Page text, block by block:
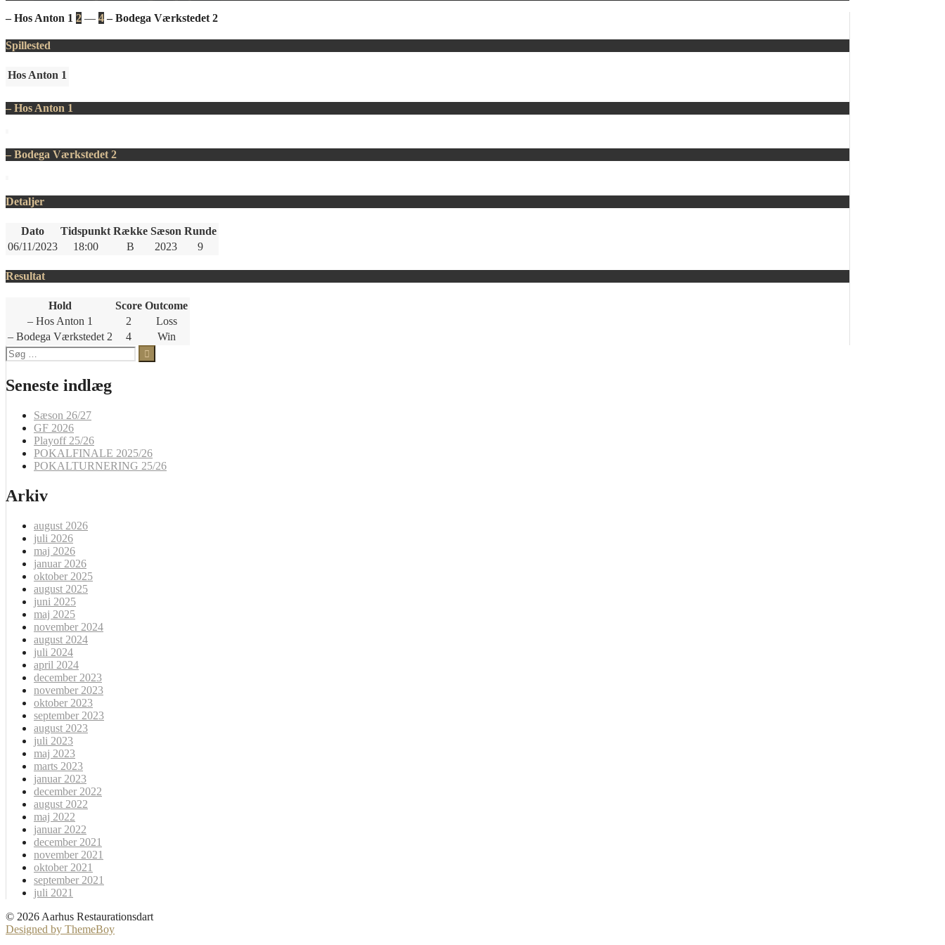
– Hos Anton 1 2 — 4 – Bodega Værkstedet 2
Spillested
Hos Anton 1
– Hos Anton 1
– Bodega Værkstedet 2
Detaljer
Dato Tidspunkt Række Sæson Runde
06/11/2023
18:00 B 2023 9
Resultat
Hold Score Outcome
– Hos Anton 1
2
Loss
– Bodega Værkstedet 2
4
Win
Søg
efter:
Seneste indlæg
Sæson 26/27
GF 2026
Playoff 25/26
POKALFINALE 2025/26
POKALTURNERING 25/26
Arkiv
august 2026
juli 2026
maj 2026
januar 2026
oktober 2025
august 2025
juni 2025
maj 2025
november 2024
august 2024
juli 2024
april 2024
december 2023
november 2023
oktober 2023
september 2023
august 2023
juli 2023
maj 2023
marts 2023
januar 2023
december 2022
august 2022
maj 2022
januar 2022
december 2021
november 2021
oktober 2021
september 2021
juli 2021
© 2026 Aarhus Restaurationsdart
Designed by ThemeBoy